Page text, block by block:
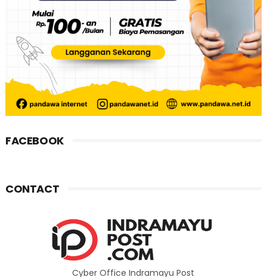
FACEBOOK
CONTACT
Cyber Office Indramayu Post